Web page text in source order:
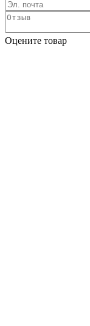
Оцените товар